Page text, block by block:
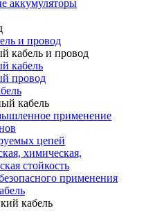
аккумуляторы
и провод
кабель и провод
кабель
провод
кабель
применение
цепей
химическая,
стойкость
применения
кабель